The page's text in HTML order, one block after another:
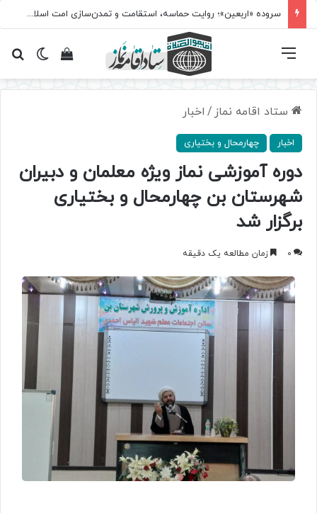
سروده‌ «اربعین»؛ روایت حماسه، استقامت و تمدن‌سازی امت اسلامی
تغییرمشاهده فهرست
ستاد اقامه نماز / اخبار
اخبار چهارمحال و بختیاری
دوره آموزشی نماز ویژه معلمان و دبیران
شهرستان بن چهارمحال و بختیاری
برگزار شد
0 زمان مطالعه یک دقیقه